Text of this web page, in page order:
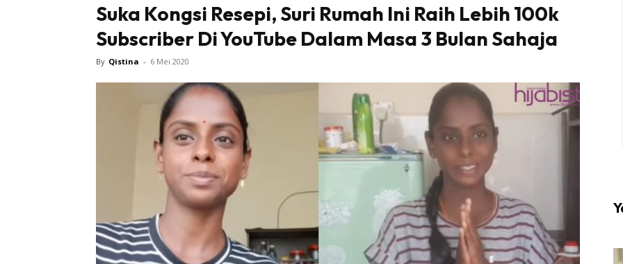
Tampil #1 on top dengan fashion muslimah terkini di
KLIK DI SEENI
Suka Kongsi Resepi, Suri Rumah Ini Raih Lebih 100k
Subscriber Di YouTube Dalam Masa 3 Bulan Sahaja
By Qistina - 6 Mei 2020